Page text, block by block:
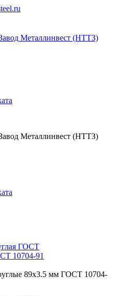
ГОСТ
10704-91
89x3.5 мм ГОСТ 10704-